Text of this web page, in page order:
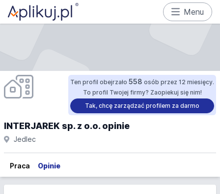
Menu
Ten profil obejrzało 558 osób przez 12 miesięcy.
To profil Twojej firmy? Zaopiekuj się nim!
Tak, chcę zarządzać profilem za darmo
INTERJAREK sp. z o.o. opinie
Jedlec
Praca Opinie